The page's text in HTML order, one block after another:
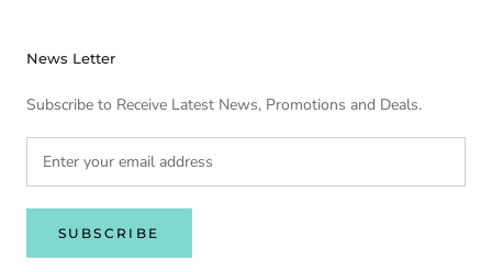
News Letter
Subscribe to Receive Latest News, Promotions and Deals.
SUBSCRIBE